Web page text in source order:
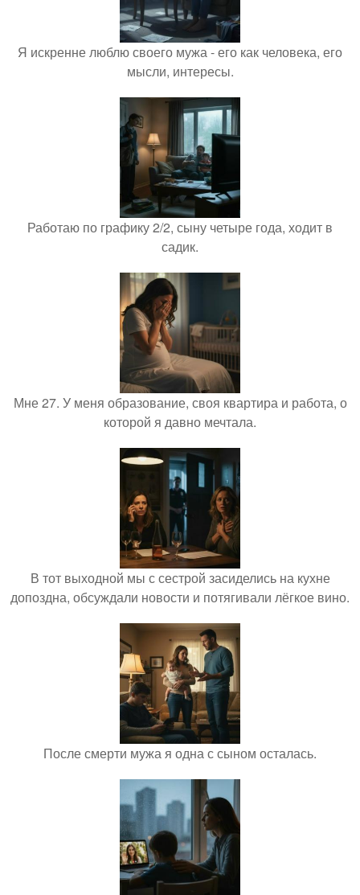
Я искренне люблю своего мужа - его как человека, его
мысли, интересы.
Работаю по графику 2/2, сыну четыре года, ходит в
садик.
Мне 27. У меня образование, своя квартира и работа, о
которой я давно мечтала.
В тот выходной мы с сестрой засиделись на кухне
допоздна, обсуждали новости и потягивали лёгкое вино.
После смерти мужа я одна с сыном осталась.